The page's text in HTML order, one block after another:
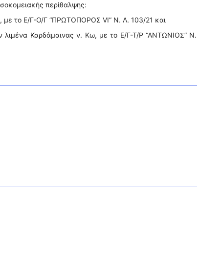
περίθαλψης:
με το Ε/Γ-Ο/Γ “ΠΡΩΤΟΠΟΡΟΣ VI” Ν. Λ. 103/21 και
λιμένα Καρδάμαινας ν. Κω, με το Ε/Γ-Τ/Ρ “ΑΝΤΩΝΙΟΣ” Ν.